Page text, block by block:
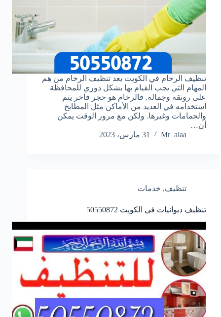
تنظيف الرخام في الكويت يعد تنظيف الرخام من هم
المهام التي يجب القيام بها بشكل دوري للمحافظة
على رونقه وجماله. فالرخام هو حجر فاخر يتم
استخدامه في العديد من الأماكن مثل المطابخ
والحمامات وغيرها. ولكن مع مرور الوقت يمكن
أن…
Mr_alaa
31 مارس، 2023
تنظيف, خدمات
تنظيف ديوانيات في الكويت 50550872